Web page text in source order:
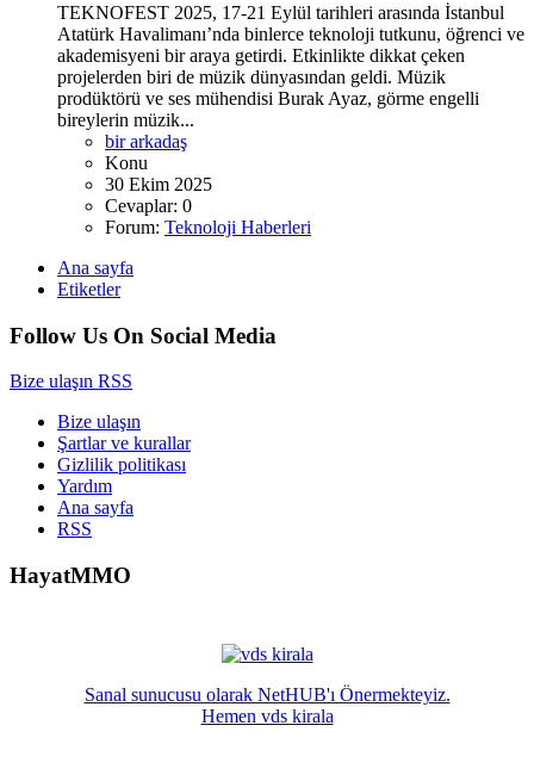
TEKNOFEST 2025, 17-21 Eylül tarihleri arasında İstanbul
Atatürk Havalimanı’nda binlerce teknoloji tutkunu, öğrenci ve
akademisyeni bir araya getirdi. Etkinlikte dikkat çeken
projelerden biri de müzik dünyasından geldi. Müzik
prodüktörü ve ses mühendisi Burak Ayaz, görme engelli
bireylerin müzik...
bir arkadaş
Konu
30 Ekim 2025
Cevaplar: 0
Forum: Teknoloji Haberleri
Ana sayfa
Etiketler
Follow Us On Social Media
Bize ulaşın RSS
Bize ulaşın
Şartlar ve kurallar
Gizlilik politikası
Yardım
Ana sayfa
RSS
HayatMMO
Sanal sunucusu olarak NetHUB'ı Önermekteyiz.
Hemen vds kirala